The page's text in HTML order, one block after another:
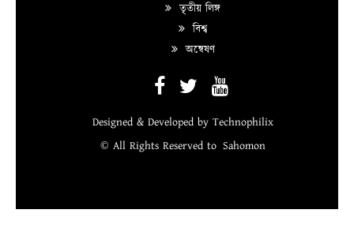
তৃতীয় লিঙ্গ
বিশ্ব
অন্বেষণ
Designed & Developed by Technophilix
© All Rights Reserved to Sahomon